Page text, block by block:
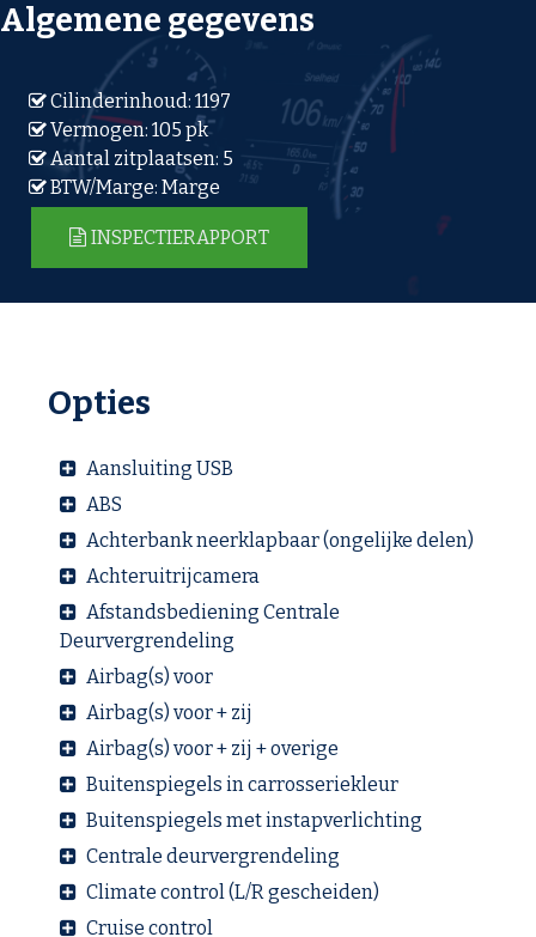
Algemene gegevens
Cilinderinhoud: 1197
Vermogen: 105 pk
Aantal zitplaatsen: 5
BTW/Marge: Marge
INSPECTIERAPPORT
Opties
Aansluiting USB
ABS
Achterbank neerklapbaar (ongelijke delen)
Achteruitrijcamera
Afstandsbediening Centrale
Deurvergrendeling
Airbag(s) voor
Airbag(s) voor + zij
Airbag(s) voor + zij + overige
Buitenspiegels in carrosseriekleur
Buitenspiegels met instapverlichting
Centrale deurvergrendeling
Climate control (L/R gescheiden)
Cruise control